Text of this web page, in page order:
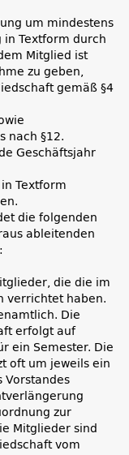
um mindestens
in Textform durch
Mitglied ist
zu geben,
gemäß §4
nach §12.
Geschäftsjahr
Textform
die folgenden
ableitenden
die die im
verrichtet haben.
Die
erfolgt auf
ein Semester. Die
oft um jeweils ein
Vorstandes
zur
Mitglieder sind
vom